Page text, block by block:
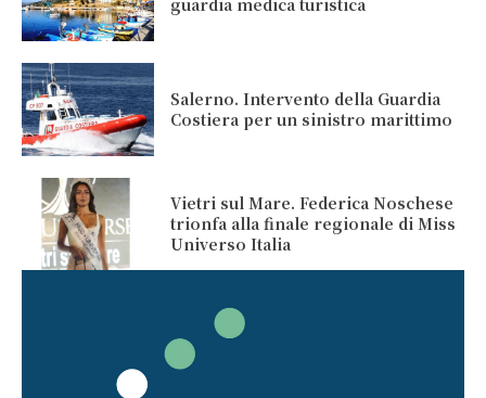
guardia medica turistica
Salerno. Intervento della Guardia
Costiera per un sinistro marittimo
Vietri sul Mare. Federica Noschese
trionfa alla finale regionale di Miss
Universo Italia